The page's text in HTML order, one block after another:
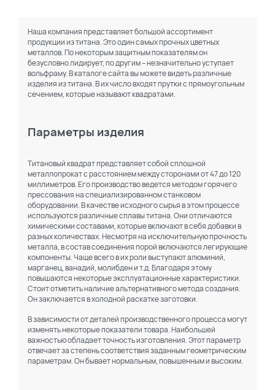
Наша компания представляет большой ассортимент
продукции из титана. Это один самых прочных цветных
металлов. По некоторым защитным показателям он
безусловно лидирует, по другим – незначительно уступает
вольфраму. В каталоге сайта вы можете видеть различные
изделия из титана. В их число входят прутки с прямоугольным
сечением, которые называют квадратами.
Параметры изделия
Титановый квадрат представляет собой сплошной
металлопрокат с расстоянием между сторонами от 47 до 120
миллиметров. Его производство ведется методом горячего
прессования на специализированном станковом
оборудовании. В качестве исходного сырья в этом процессе
используются различные сплавы титана. Они отличаются
химическими составами, которые включают в себя добавки в
разных количествах. Несмотря на исключительную прочность
металла, в состав соединения порой включаются легирующие
компоненты. Чаще всего в их роли выступают алюминий,
марганец, ванадий, молибден и т.д. Благодаря этому
повышаются некоторые эксплуатационные характеристики.
Стоит отметить наличие альтернативного метода создания.
Он заключается в холодной раскатке заготовки.
В зависимости от деталей производственного процесса могут
изменять некоторые показатели товара. Наибольшей
важностью обладает точность изготовления. Этот параметр
отвечает за степень соответствия заданным геометрическим
параметрам. Он бывает нормальным, повышенным и высоким.